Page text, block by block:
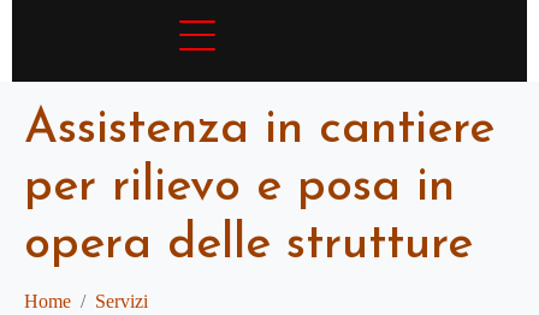
Assistenza in cantiere
per rilievo e posa in
opera delle strutture
Home
Servizi